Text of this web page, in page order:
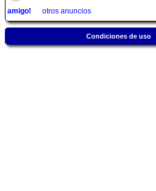
amigo!
otros anuncios
Condiciones de uso